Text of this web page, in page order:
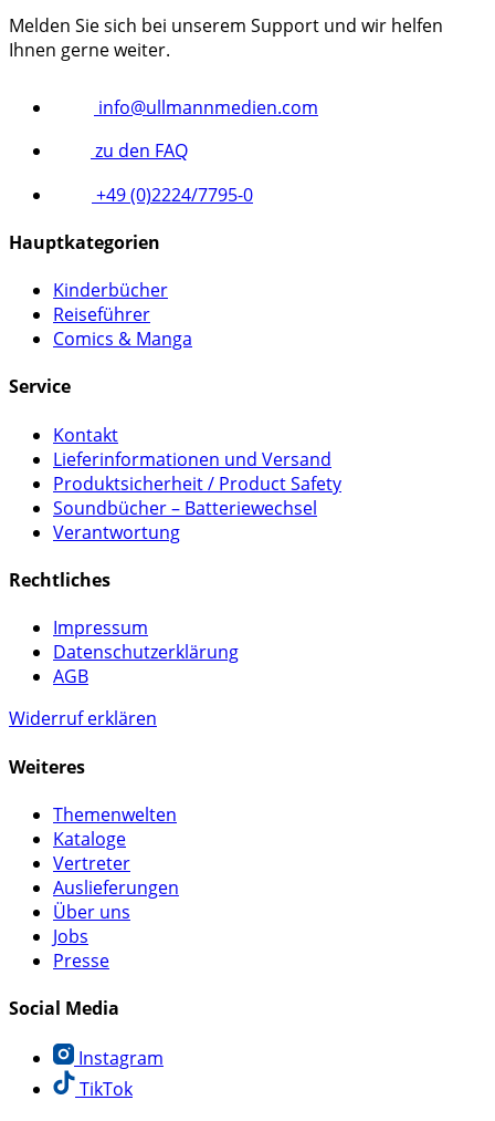
Melden Sie sich bei unserem Support und wir helfen
Ihnen gerne weiter.
info@ullmannmedien.com
zu den FAQ
+49 (0)2224/7795-0
Hauptkategorien
Kinderbücher
Reiseführer
Comics & Manga
Service
Kontakt
Lieferinformationen und Versand
Produktsicherheit / Product Safety
Soundbücher – Batteriewechsel
Verantwortung
Rechtliches
Impressum
Datenschutzerklärung
AGB
Widerruf erklären
Weiteres
Themenwelten
Kataloge
Vertreter
Auslieferungen
Über uns
Jobs
Presse
Social Media
Instagram
TikTok